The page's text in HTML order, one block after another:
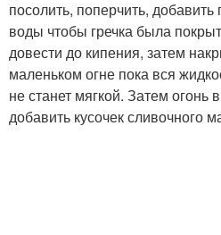
посолить, поперчить, добавить
воды чтобы гречка была
довести до кипения, затем
маленьком огне пока вся
не станет мягкой. Затем
добавить кусочек сливочного